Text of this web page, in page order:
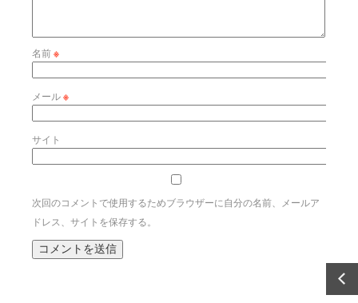
名前※
メール※
サイト
次回のコメントで使用するためブラウザーに自分の名前、メールア
ドレス、サイトを保存する。